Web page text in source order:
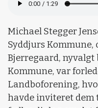
Michael Stegger
Syddjurs Kommune,
Bjerregaard,
Kommune, var
Landboforening,
havde inviteret dem